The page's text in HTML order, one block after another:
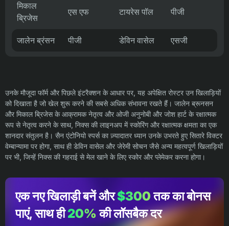
मिकाल
ब्रिजेस
एस एफ टायरेस पॉल पीजी
जालेन ब्रंसन पीजी डेविन वासेल एसजी
उनके मौजूदा फॉर्म और पिछले इंटरैक्शन के आधार पर, यह अपेक्षित रोस्टर उन खिलाड़ियों
को दिखाता है जो खेल शुरू करने की सबसे अधिक संभावना रखते हैं। जालेन ब्रूनसन
और मिकाल ब्रिजेस के आक्रामक नेतृत्व और ओजी अनुनोबी और जोश हार्ट के रक्षात्मक
रूप से नेतृत्व करने के साथ, निक्स की लाइनअप में स्कोरिंग और रक्षात्मक क्षमता का एक
शानदार संतुलन है। सैन एंटोनियो स्पर्स का ज़्यादातर ध्यान उनके उभरते हुए सितारे विक्टर
वेम्बान्यामा पर होगा, साथ ही डेविन वासेल और जेरेमी सोचन जैसे अन्य महत्वपूर्ण खिलाड़ियों
पर भी, जिन्हें निक्स की गहराई से मेल खाने के लिए स्कोर और प्लेमेकर करना होगा।
एक नए खिलाड़ी बनें और$300तक का बोनस
पाएं, साथ ही20%की लॉसबैक दर